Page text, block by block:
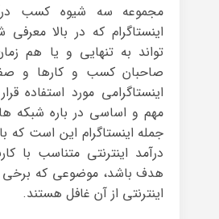
مجموعه سه شیوه کسب
اینستاگرام که در بالا
تواند به تنهایی و یا هم
صاحبان کسب و کارها و
اینستاگرامی مورد استفاده
مهم و اساسی در باره شبکه
جمله اینستاگرام این است که
درآمد اینترنتی متناسب با
هدف باشد، موضوعی که برخی
اینترنتی از آن غافل هستند.